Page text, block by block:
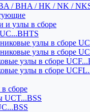
/ BHA / HK / NK /
и узлы в сборе
узлы в сборе
узлы в сборе
узлы в сборе
узлы в сборе
сборе
UCT...BSS